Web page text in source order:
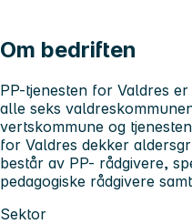
Om bedriften
PP-tjenesten for Valdres er
alle seks
vertskommune og
for Valdres dekker
består av PP- rådgivere,
pedagogiske rådgivere
Sektor